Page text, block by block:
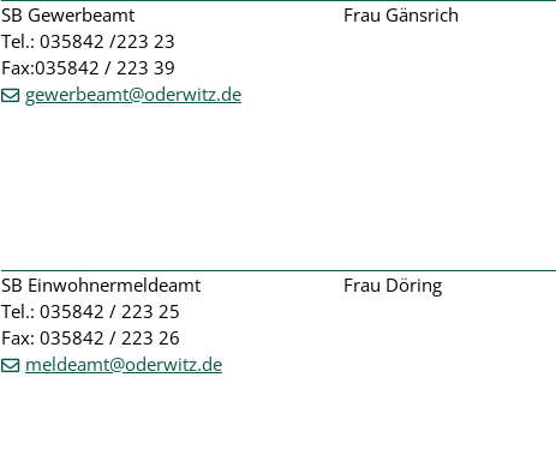
SB Gewerbeamt
Tel.: 035842 /223 23
Fax:035842 / 223 39
gewerbeamt@oderwitz.de
Frau Gänsrich
SB Einwohnermeldeamt
Tel.: 035842 / 223 25
Fax: 035842 / 223 26
meldeamt@oderwitz.de
Frau Döring